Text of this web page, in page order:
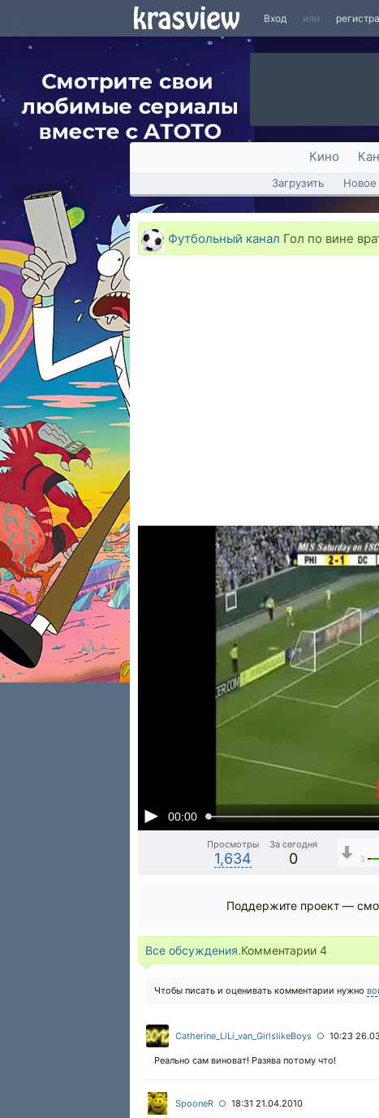
Вход или
Кино
Загрузить Новое
Футбольный канал Гол по вине
00:00
Просмотры
1,634
За сегодня
0 3
Поддержите проект —
Все обсуждения.Комментарии 4
Чтобы писать и оценивать комментарии нужно
Catherine_LiLi_van_GirlslikeBoys ○ 10:23
Реально сам виноват! Разява потому что!
SpooneR ○ 18:31 21.04.2010